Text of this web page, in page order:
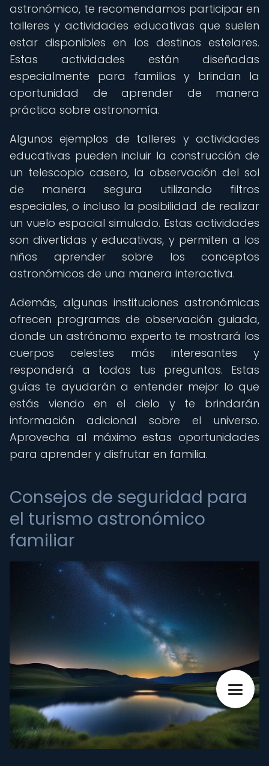
astronómico, te recomendamos participar en
talleres y actividades educativas que suelen
estar disponibles en los destinos estelares.
Estas actividades están diseñadas
especialmente para familias y brindan la
oportunidad de aprender de manera
práctica sobre astronomía.
Algunos ejemplos de talleres y actividades
educativas pueden incluir la construcción de
un telescopio casero, la observación del sol
de manera segura utilizando filtros
especiales, o incluso la posibilidad de realizar
un vuelo espacial simulado. Estas actividades
son divertidas y educativas, y permiten a los
niños aprender sobre los conceptos
astronómicos de una manera interactiva.
Además, algunas instituciones astronómicas
ofrecen programas de observación guiada,
donde un astrónomo experto te mostrará los
cuerpos celestes más interesantes y
responderá a todas tus preguntas. Estas
guías te ayudarán a entender mejor lo que
estás viendo en el cielo y te brindarán
información adicional sobre el universo.
Aprovecha al máximo estas oportunidades
para aprender y disfrutar en familia.
Consejos de seguridad para
el turismo astronómico
familiar